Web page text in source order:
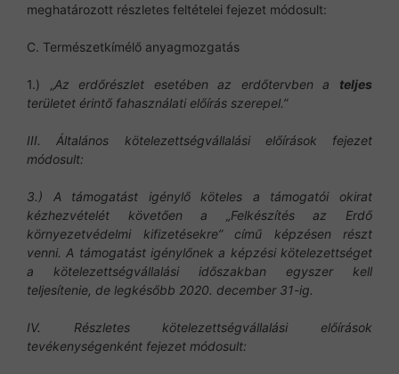
meghatározott részletes feltételei fejezet módosult:
C. Természetkímélő anyagmozgatás
1.) „ Az erdőrészlet esetében az erdőtervben a teljes
területet érintő fahasználati előírás szerepel.”
III. Általános kötelezettségvállalási előírások fejezet
módosult:
3.) A támogatást igénylő köteles a támogatói okirat
kézhezvételét követően a „Felkészítés az Erdő
környezetvédelmi kifizetésekre” című képzésen részt
venni. A támogatást igénylőnek a képzési kötelezettséget
a kötelezettségvállalási időszakban egyszer kell
teljesítenie, de legkésőbb 2020. december 31-ig.
IV. Részletes kötelezettségvállalási előírások
tevékenységenként fejezet módosult: